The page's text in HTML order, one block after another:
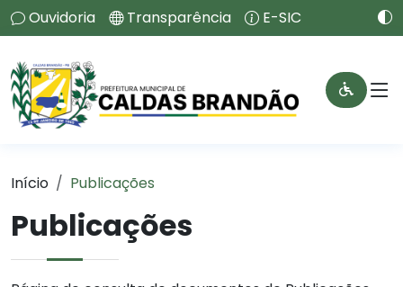
Ouvidoria Transparência E-SIC
Início Publicações
Publicações